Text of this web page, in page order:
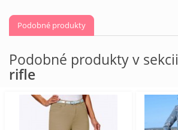
Podobné produkty
Podobné produkty v sekcii
rifle